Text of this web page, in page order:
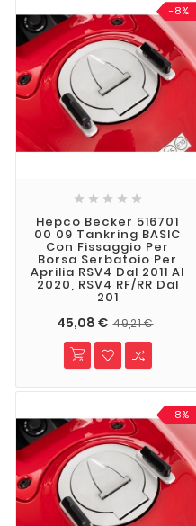
-8%
    
Hepco Becker 516701
00 09 Tankring BASIC
Con Fissaggio Per
Borsa Serbatoio Per
Aprilia RSV4 Dal 2011 Al
2020, RSV4 RF/RR Dal
201
45,08 € 49,21 €
-8%